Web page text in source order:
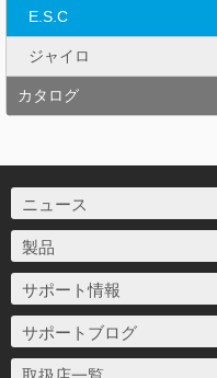
E.S.C
ジャイロ
カタログ
ニュース
製品
サポート情報
サポートブログ